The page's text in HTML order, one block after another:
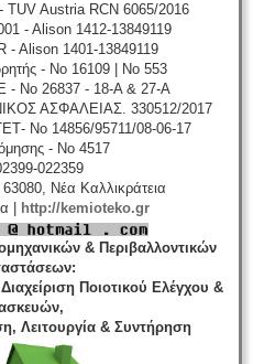
TUV Austria RCN 6065/2016
- Alison 1412-13849119
- Alison 1401-13849119
- No 16109 | No 553
- No 26837 - 18-A & 27-A
ΑΣΦΑΛΕΙΑΣ. 330512/2017
No 14856/95711/08-06-17
- No 4517
022359
Νέα Καλλικράτεια
|
http://kemioteko.gr
& Περιβαλλοντικών
:
Ποιοτικού Ελέγχου &
Λειτουργία & Συντήρηση